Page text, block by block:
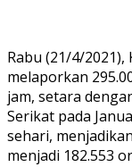
Rabu (21/4/
melaporkan
jam, setara
Serikat pada
sehari,
menjadi 182.553